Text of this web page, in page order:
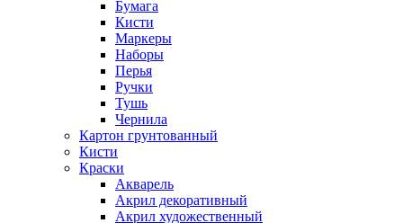
Бумага
Кисти
Маркеры
Наборы
Перья
Ручки
Тушь
Чернила
Картон грунтованный
Кисти
Краски
Акварель
Акрил декоративный
Акрил художественный